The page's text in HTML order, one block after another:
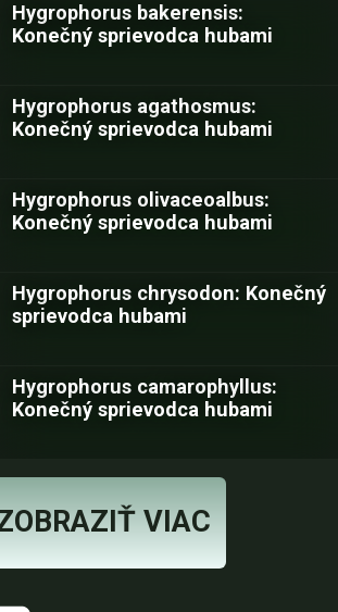
Hygrophorus bakerensis:
Konečný sprievodca hubami
Hygrophorus agathosmus:
Konečný sprievodca hubami
Hygrophorus olivaceoalbus:
Konečný sprievodca hubami
Hygrophorus chrysodon: Konečný
sprievodca hubami
Hygrophorus camarophyllus:
Konečný sprievodca hubami
VIAC